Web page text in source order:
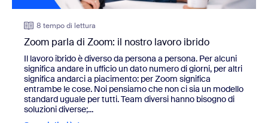
8 tempo di lettura
Zoom parla di Zoom: il nostro lavoro ibrido
Il lavoro ibrido è diverso da persona a persona. Per alcuni
significa andare in ufficio un dato numero di giorni, per altri
significa andarci a piacimento: per Zoom significa
entrambe le cose. Noi pensiamo che non ci sia un modello
standard uguale per tutti. Team diversi hanno bisogno di
soluzioni diverse;...